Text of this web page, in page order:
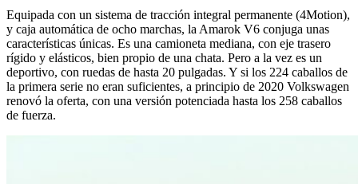
Equipada con un sistema de tracción integral permanente (4Motion),
y caja automática de ocho marchas, la Amarok V6 conjuga unas
características únicas. Es una camioneta mediana, con eje trasero
rígido y elásticos, bien propio de una chata. Pero a la vez es un
deportivo, con ruedas de hasta 20 pulgadas. Y si los 224 caballos de
la primera serie no eran suficientes, a principio de 2020 Volkswagen
renovó la oferta, con una versión potenciada hasta los 258 caballos
de fuerza.